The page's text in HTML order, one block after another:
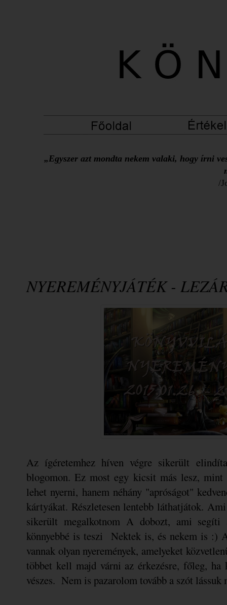
„Egyszer azt mondta nekem valaki, hogy írni
/
NYEREMÉNYJÁTÉK -
Az ígéretemhez híven végre sikerült
blogomon. Ez most egy kicsit más lesz,
lehet nyerni, hanem néhány "apróságot"
kártyákat. Részletesen lentebb láthatjátok.
sikerült megalkotnom A dobozt, ami segíti
könnyebbé is teszi Nektek is, és nekem is :)
vannak olyan nyeremények, amelyeket
többet kell majd várni az érkezésre, főleg,
vészes. Nem is pazarolom tovább a szót lássuk